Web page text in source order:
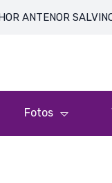
SALVINO DE
Fotos